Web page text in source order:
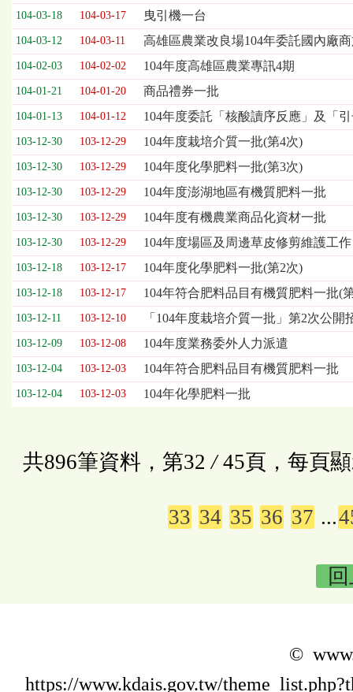
欄
位
依
序
開
標
期、
截
標
日
期、
公
告
事
項
104-03-18 104-03-17 曳引機一台
104-03-12 104-03-11 高雄區農業改良場104年委託國內廠
104-02-03 104-02-02 104年度高雄區農業專訊4期
104-01-21 104-01-20 商品禮券一批
104-01-13 104-01-12 104年度委託「核酸讀序反應」及「
103-12-30 103-12-29 104年度栽培介質一批(第4次)
103-12-30 103-12-29 104年度化學肥料一批(第3次)
103-12-30 103-12-29 104年度澎湖地區有機質肥料一批
103-12-30 103-12-29 104年度有機農業商品化資材一批
103-12-30 103-12-29 104年度場區及周邊草皮修剪維護工作
103-12-18 103-12-17 104年度化學肥料一批(第2次)
103-12-18 103-12-17 104年符合肥料品目有機質肥料一批(
103-12-11 103-12-10 「104年度栽培介質一批」第2次公開
103-12-09 103-12-08 104年度業務委外人力派遣
103-12-04 103-12-03 104年符合肥料品目有機質肥料一批
103-12-04 103-12-03 104年化學肥料一批
共896筆資料，第32 /45頁，每頁
33 34 35 36 37 ...
©
https://www.kdais.gov.tw/